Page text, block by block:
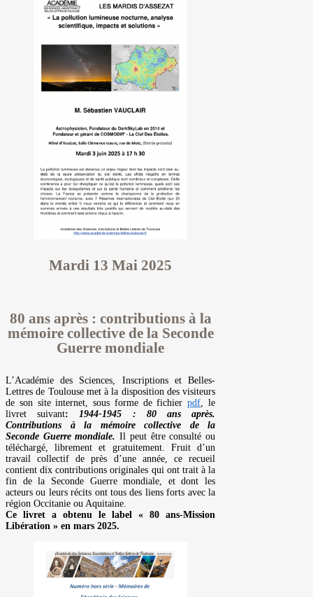
Mardi 13 Mai 2025
80 ans après : contributions à la
mémoire collective de la Seconde
Guerre mondiale
L’Académie des Sciences, Inscriptions et Belles-
Lettres de Toulouse met à la disposition des visiteurs
de son site internet, sous forme de fichierpdf , le
livret suivant: 1944-1945 : 80 ans après.
Contributions à la mémoire collective de la
Seconde Guerre mondiale. Il peut être consulté ou
téléchargé, librement et gratuitement. Fruit d’un
travail collectif de près d’une année, ce recueil
contient dix contributions originales qui ont trait à la
fin de la Seconde Guerre mondiale, et dont les
acteurs ou leurs récits ont tous des liens forts avec la
région Occitanie ou Aquitaine.
Ce livret a obtenu le label « 80 ans-Mission
Libération » en mars 2025.